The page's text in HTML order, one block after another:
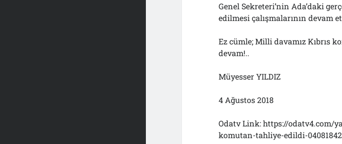
Genel Sekreteri’nin Ada’daki
edilmesi çalışmalarının devam
Ez cümle; Milli davamız Kıbrıs
devam!..
Müyesser YILDIZ
4 Ağustos 2018
Odatv Link: https://odatv4.com/
komutan-tahliye-edildi-